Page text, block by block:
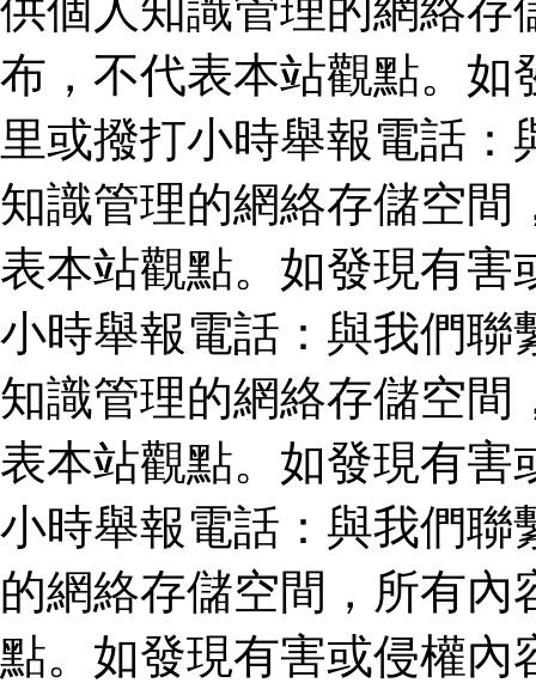
布，不代表本站觀點。如
里或撥打小時舉報電話
知識管理的網絡存儲空間
表本站觀點。如發現有害
小時舉報電話：與我們聯
知識管理的網絡存儲空間
表本站觀點。如發現有害
小時舉報電話：與我們聯
的網絡存儲空間，所有
點。如發現有害或侵權內